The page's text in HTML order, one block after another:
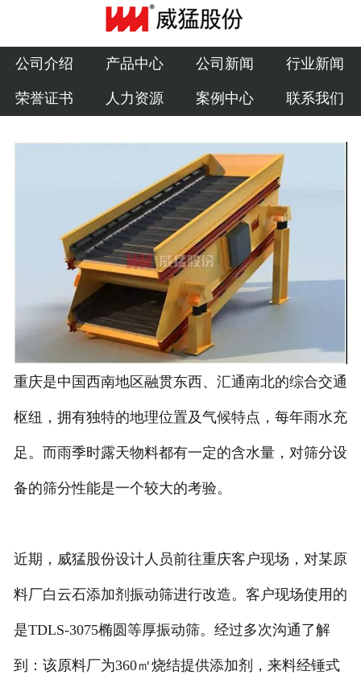
公司介绍
产品中心
公司新闻
行业新闻
荣誉证书
人力资源
案例中心
联系我们
公司介绍 产品中心 公司新闻 行业新闻
荣誉证书 人力资源 案例中心 联系我们
重庆是中国西南地区融贯东西、汇通南北的综合交通
枢纽，拥有独特的地理位置及气候特点，每年雨水充
足。而雨季时露天物料都有一定的含水量，对筛分设
备的筛分性能是一个较大的考验。
近期，威猛股份设计人员前往重庆客户现场，对某原
料厂白云石添加剂振动筛进行改造。客户现场使用的
是TDLS-3075椭圆等厚振动筛。经过多次沟通了解
到：该原料厂为360㎡烧结提供添加剂，来料经锤式